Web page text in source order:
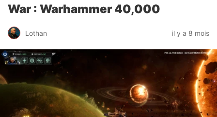
War : Warhammer 40,000
Lothan il y a 8 mois